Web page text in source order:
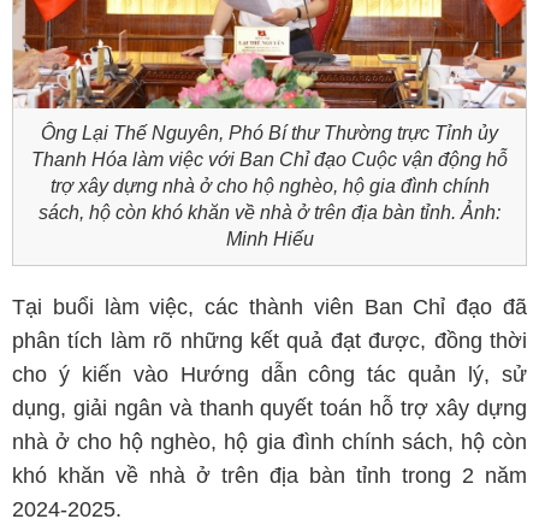
Ông Lại Thế Nguyên, Phó Bí thư Thường trực Tỉnh ủy
Thanh Hóa làm việc với Ban Chỉ đạo Cuộc vận động hỗ
trợ xây dựng nhà ở cho hộ nghèo, hộ gia đình chính
sách, hộ còn khó khăn về nhà ở trên địa bàn tỉnh. Ảnh:
Minh Hiếu
Tại buổi làm việc, các thành viên Ban Chỉ đạo đã
phân tích làm rõ những kết quả đạt được, đồng thời
cho ý kiến vào Hướng dẫn công tác quản lý, sử
dụng, giải ngân và thanh quyết toán hỗ trợ xây dựng
nhà ở cho hộ nghèo, hộ gia đình chính sách, hộ còn
khó khăn về nhà ở trên địa bàn tỉnh trong 2 năm
2024-2025.